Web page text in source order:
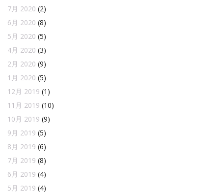
7月 2020 (2)
6月 2020 (8)
5月 2020 (5)
4月 2020 (3)
2月 2020 (9)
1月 2020 (5)
12月 2019 (1)
11月 2019 (10)
10月 2019 (9)
9月 2019 (5)
8月 2019 (6)
7月 2019 (8)
6月 2019 (4)
5月 2019 (4)